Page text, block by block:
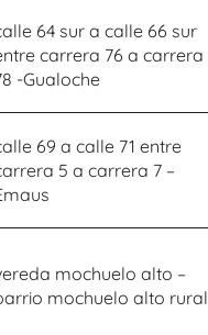
64 sur a calle 66 sur
carrera 76 a carrera
-Gualoche
69 a calle 71 entre
5 a carrera 7 –
mochuelo alto –
mochuelo alto rural